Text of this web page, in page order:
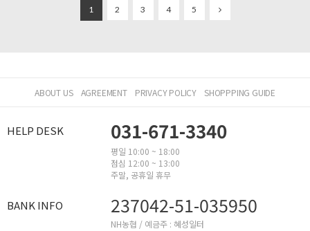
1 2 3 4 5
ABOUT US AGREEMENT PRIVACY POLICY SHOPPPING GUIDE
HELP DESK 031-671-3340
평일 10:00 ~ 18:00
점심 12:00 ~ 13:00
주말, 공휴일 휴무
BANK INFO 237042-51-035950
NH농협 / 예금주 : 혜성일터